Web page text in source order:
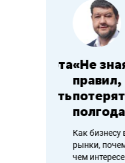
«Не зная
правил,
потерять
полгода»
Как бизнесу
рынки, почему
чем интересен